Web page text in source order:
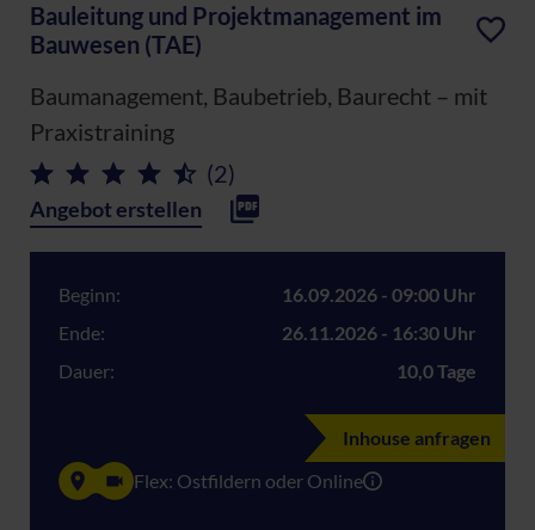
Bauleitung und Projektmanagement im
Bauwesen (TAE)
Baumanagement, Baubetrieb, Baurecht – mit
Praxistraining
(2)
Angebot erstellen
Beginn:
16.09.2026 - 09:00 Uhr
Ende:
26.11.2026 - 16:30 Uhr
Dauer:
10,0 Tage
Inhouse anfragen
Flex: Ostfildern oder Online